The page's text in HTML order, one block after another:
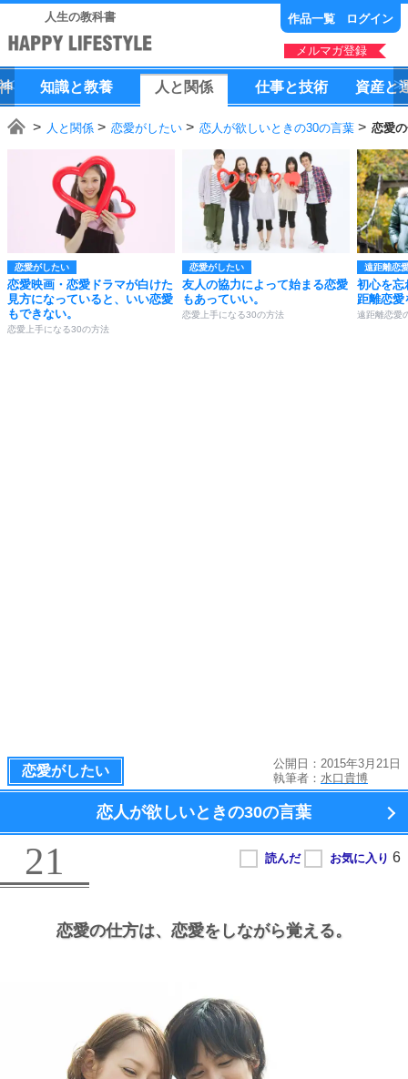
人生の教科書 作品一覧 ログイン
メルマガ登録
知識と教養 人 と 関係 仕事と技術 資産と
人と関係 恋愛がしたい 恋人が欲しいときの30の言葉 恋愛
恋愛がしたい
恋愛映画・恋愛ドラマが白けた
見方になっていると、いい恋愛
もできない。
恋愛上手になる30の方法
恋愛がしたい
友人の協力によって始まる恋愛
もあっていい。
恋愛上手になる30の方法
遠距離恋
初心を忘
距離恋愛
遠距離恋愛
恋愛がしたい
公開日：2015年3月21日
執筆者： 水口貴博
恋人が欲しいときの30の言葉
21
恋愛の仕方は、 恋愛をしながら覚える。